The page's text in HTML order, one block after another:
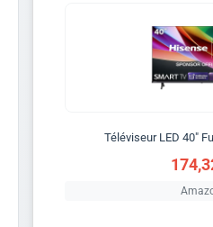
Téléviseur LED 40"